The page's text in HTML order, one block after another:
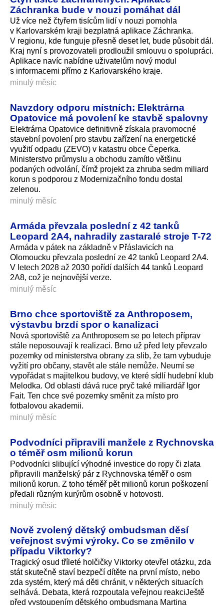
Záchranka bude v nouzi pomáhat dál
Už více než čtyřem tisícům lidí v nouzi pomohla
v Karlovarském kraji bezplatná aplikace Záchranka.
V regionu, kde funguje přesně deset let, bude působit dál.
Kraj nyní s provozovateli prodloužil smlouvu o spolupráci.
Aplikace navíc nabídne uživatelům nový modul
s informacemi přímo z Karlovarské­ho kraje.
minulý měsíc
Navzdory odporu místních: Elektrárna
Opatovice má povolení ke stavbě spalovny
Elektrárna Opatovice definitivně získala pravomocné
stavební povolení pro stavbu zařízení na energetické
využití odpadu (ZEVO) v katastru obce Čeperka.
Ministerstvo průmyslu a obchodu zamítlo většinu
podaných odvolání, čímž projekt za zhruba sedm miliard
korun s podporou z Modernizačního fondu dostal
zelenou.
minulý měsíc
Armáda převzala poslední z 42 tanků
Leopard 2A4, nahradily zastaralé stroje T-72
Armáda v pátek na základně v Přáslavicích na
Olomoucku převzala poslední ze 42 tanků Leopard 2A4.
V letech 2028 až 2030 pořídí dalších 44 tanků Leopard
2A8, což je nejnovější verze.
minulý měsíc
Brno chce sportoviště za Anthroposem,
výstavbu brzdí spor o kanalizaci
Nová sportoviště za Anthroposem se po letech příprav
stále neposouvají k realizaci. Brno už před lety převzalo
pozemky od ministerstva obrany za slib, že tam vybuduje
vyžití pro občany, stavět ale stále nemůže. Neumí se
vypořádat s majitelkou budovy, ve které sídlí hudební klub
Melodka. Od oblasti dává ruce pryč také miliardář Igor
Fait. Ten chce své pozemky směnit za místo pro
fotbalovou akademii.
minulý měsíc
Podvodníci připravili manžele z Rychnovska
o téměř osm milionů korun
Podvodníci slibující výhodné investice do ropy či zlata
připravili manželský pár z Rychnovska téměř o osm
milionů korun. Z toho téměř pět milionů korun poškození
předali různým kurýrům osobně v hotovosti.
minulý měsíc
Nově zvolený dětský ombudsman děsí
veřejnost svými výroky. Co se změnilo v
případu Viktorky?
Tragický osud tříleté holčičky Viktorky otevřel otázku, zda
stát skutečně staví bezpečí dítěte na první místo, nebo
zda systém, který má děti chránit, v některých situacích
selhává. Debata, která rozpoutala veřejnou reakciJeště
před vystoupením dětského ombudsmana Martina